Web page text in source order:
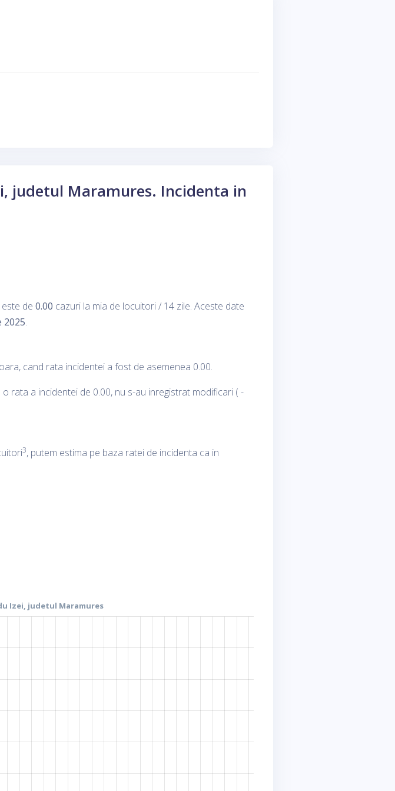
judetul Maramures. Incidenta in
de 0.00 cazuri la mia de locuitori / 14 zile. Aceste date
2025.
cand rata incidentei a fost de asemenea 0.00.
rata a incidentei de 0.00, nu s-au inregistrat modificari ( -
3, putem estima pe baza ratei de incidenta ca in